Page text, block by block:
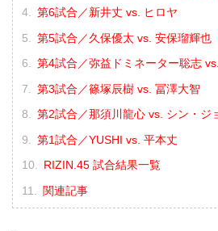
第6試合／新井丈 vs. ヒロヤ
第5試合／久保優太 vs. 安保瑠輝也
第4試合／弥益ドミネーター聡志
第3試合／篠塚辰樹 vs. 冨澤大智
第2試合／那須川龍心 vs. シン・ジ
第1試合／YUSHI vs. 平本丈
RIZIN.45 試合結果一覧
関連記事